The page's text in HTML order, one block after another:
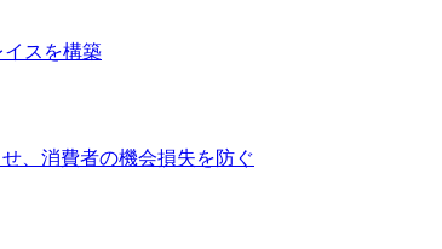
スを構築
、消費者の機会損失を防ぐ